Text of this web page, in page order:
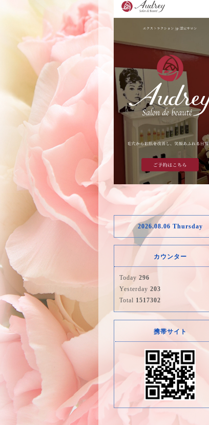
2026.08.06 Thursday
カウンター
Today 296
Yesterday 203
Total 1517302
携帯サイト